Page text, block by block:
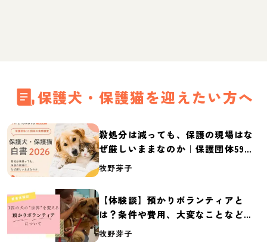
保護犬・保護猫を迎えたい方へ
殺処分は減っても、保護の現場はな
ぜ厳しいままなのか｜保護団体59団
体の実態調査【保護犬・保護猫白書
牧野芽子
【体験談】預かりボランティアと
は？条件や費用、大変なことなど紹
介
牧野芽子